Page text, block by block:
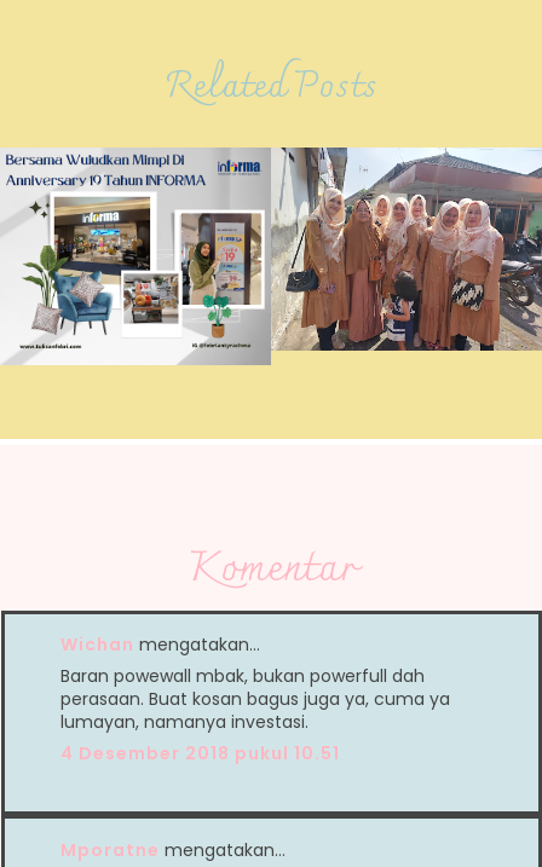
Related Posts
Komentar
Wichan mengatakan…
Baran powewall mbak, bukan powerfull dah
perasaan. Buat kosan bagus juga ya, cuma ya
lumayan, namanya investasi.
4 Desember 2018 pukul 10.51
Mporatne mengatakan…